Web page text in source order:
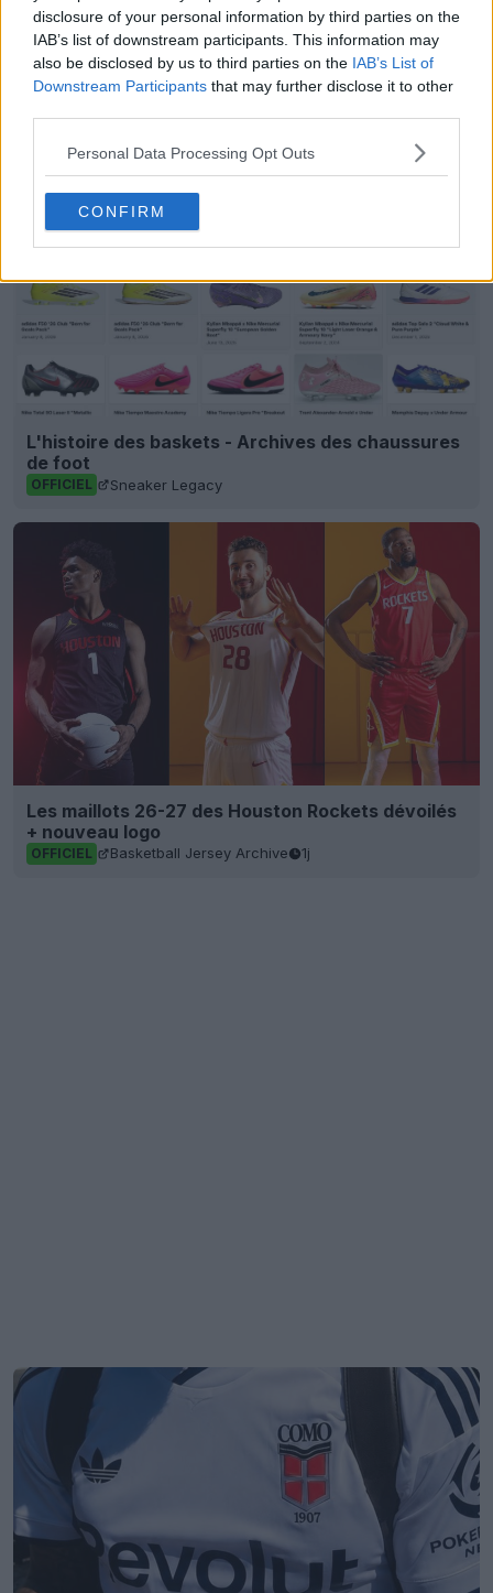
disclosure of your personal information by third parties on the
IAB’s list of downstream participants. This information may
also be disclosed by us to third parties on the IAB’s List of
Downstream Participants that may further disclose it to other
Personal Data Processing Opt Outs
CONFIRM
Afficher les commentaires
PAOK
Super League Greece
Partager
L'histoire des baskets - Archives des chaussures
de foot
OFFICIEL Sneaker Legacy
Les maillots 26-27 des Houston Rockets dévoilés
+ nouveau logo
OFFICIEL Basketball Jersey Archive 1j